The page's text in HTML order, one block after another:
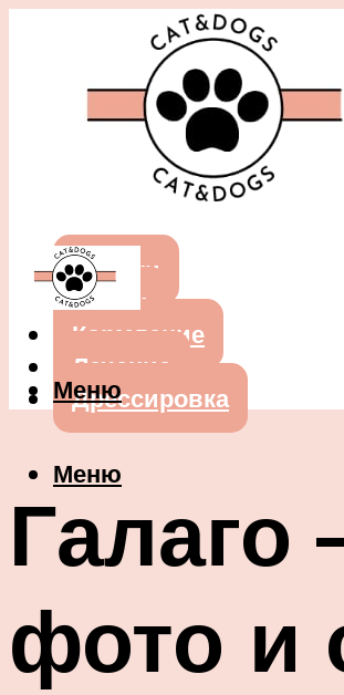
Собаки
Кошки
Кормление
Лечение
Дрессировка
Меню
Меню
Галаго
фото и